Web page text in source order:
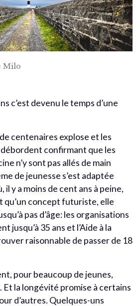
Milo
c’est devenu le temps d’une
centenaires explose et les
confirmant que les
n’y sont pas allés de main
de jeunesse s’est adaptée
il y a moins de cent ans à peine,
qu’un concept futuriste, elle
pas d’âge: les organisations
jusqu’à 35 ans et l’Aide à la
raisonnable de passer de 18
pour beaucoup de jeunes,
Et la longévité promise à certains
d’autres. Quelques-uns